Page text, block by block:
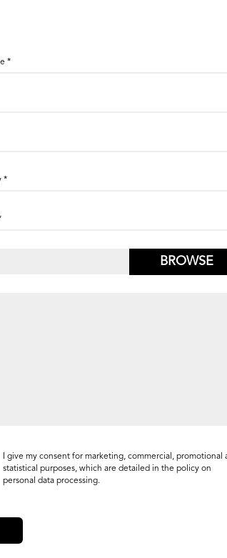
BROWSE
I give my consent for marketing, commercial, promotional
statistical purposes, which are detailed in the policy on
personal data processing.